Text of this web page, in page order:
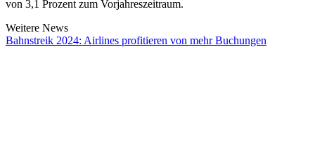
von 3,1 Prozent zum Vorjahreszeitraum.
Weitere News
Bahnstreik 2024: Airlines profitieren von mehr Buchungen